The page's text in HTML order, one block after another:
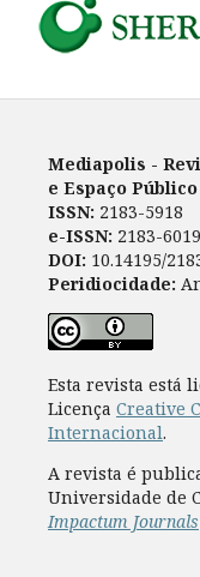
Mediapolis -
e Espaço Público
ISSN: 2183-5918
e-ISSN: 2183-6019
DOI: 10.14195/
Peridiocidade:
Esta revista está
Licença Creative
Internacional.
A revista é
Universidade de
Impactum Journals